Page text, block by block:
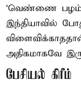
‘வெண்ணை பழம்’
இந்தியாவில்
அதிகமாகவே
பேசியல் கிரீம்